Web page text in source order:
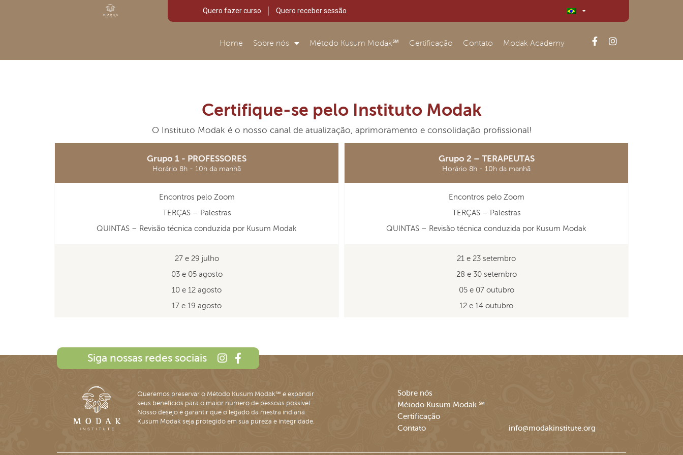
Quero fazer curso Quero receber sessão
Home Sobre nós Método Kusum Modak℠ Certificação Contato Modak Academy
Certifique-se pelo Instituto Modak
O Instituto Modak é o nosso canal de atualização, aprimoramento e consolidação profissional!
Grupo 1 - PROFESSORES
Horário 8h - 10h da manhã
Encontros pelo Zoom
TERÇAS – Palestras
QUINTAS – Revisão técnica conduzida por Kusum Modak
27 e 29 julho
03 e 05 agosto
10 e 12 agosto
17 e 19 agosto
Grupo 2 – TERAPEUTAS
Horário 8h - 10h da manhã
Encontros pelo Zoom
TERÇAS – Palestras
QUINTAS – Revisão técnica conduzida por Kusum Modak
21 e 23 setembro
28 e 30 setembro
05 e 07 outubro
12 e 14 outubro
Siga nossas redes sociais
Queremos preservar o Método Kusum Modak℠ e expandir
seus benefícios para o maior número de pessoas possível.
Nosso desejo é garantir que o legado da mestra indiana
Kusum Modak seja protegido em sua pureza e integridade.
Sobre nós
Método Kusum Modak ℠
Certificação
Contato
info@modakinstitute.org